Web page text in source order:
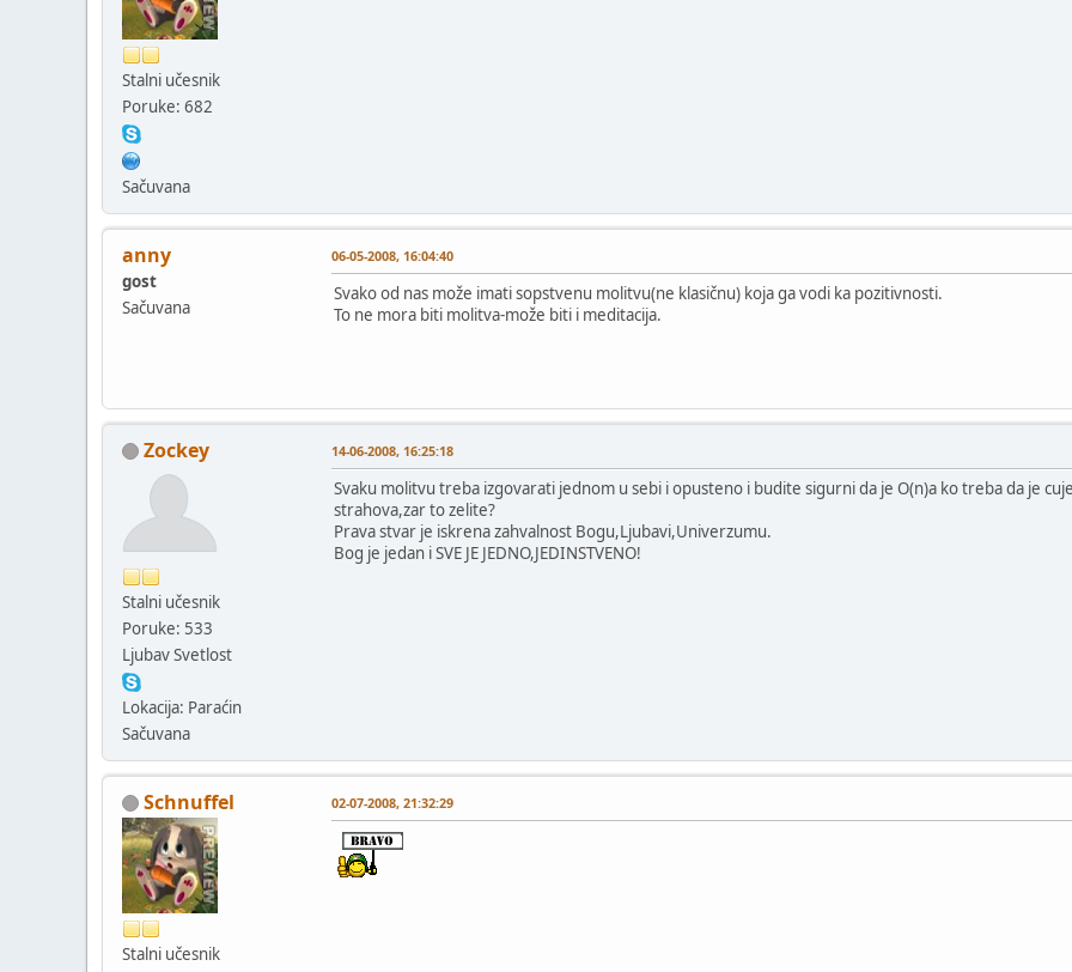
Stalni učesnik
Poruke: 682
Sačuvana
anny
gost
Sačuvana
06-05-2008, 16:04:40
Svako od nas može imati sopstvenu molitvu(ne klasičnu) koja ga vodi ka pozitivnosti.
To ne mora biti molitva-može biti i meditacija.
Zockey
Stalni učesnik
Poruke: 533
Ljubav Svetlost
Lokacija: Paraćin
Sačuvana
14-06-2008, 16:25:18
Svaku molitvu treba izgovarati jednom u sebi i opusteno i budite sigurni da je O(n)a ko treba da je
strahova,zar to zelite?
Prava stvar je iskrena zahvalnost Bogu,Ljubavi,Univerzumu.
Bog je jedan i SVE JE JEDNO,JEDINSTVENO!
Schnuffel
Stalni učesnik
02-07-2008, 21:32:29